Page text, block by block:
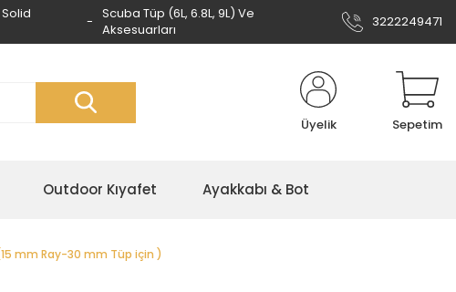
Scuba Tüp (6L, 6.8L, 9L) Ve
Aksesuarları
3222249471
Üyelik Sepetim
Outdoor Kıyafet Ayakkabı & Bot
mm Ray-30 mm Tüp için )